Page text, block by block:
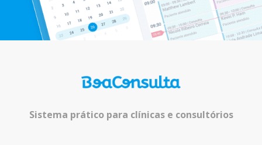
Sistema prático para clínicas e consultórios